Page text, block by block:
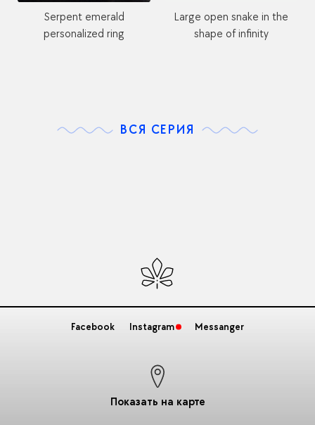
Serpent emerald
personalized ring
Large open snake in the
shape of infinity
ВСЯ СЕРИЯ
Facebook Instagram Messanger
Показать на карте